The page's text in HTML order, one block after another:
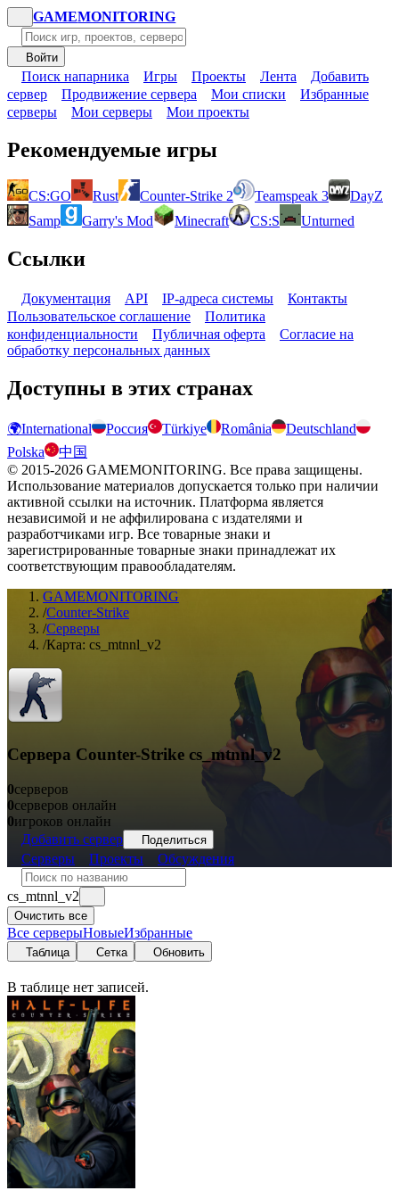
GAMEMONITORING
Войти
Поиск напарника Игры Проекты Лента
Добавить
сервер
Продвижение сервера Мои списки
Избранные
серверы
Мои серверы Мои проекты
Рекомендуемые игры
CS:GO Rust Counter-Strike 2 Teamspeak 3
DayZ
Samp
Garry's Mod Minecraft CS:S Unturned
Ссылки
Документация API IP-адреса системы
Контакты
Пользовательское соглашение
Политика
конфиденциальности
Публичная оферта
Согласие на
обработку персональных данных
Доступны в этих странах
🌍International Россия Türkiye România
Deutschland
Polska
中国
© 2015-2026 GAMEMONITORING. Все права защищены.
Использование материалов допускается только при наличии
активной ссылки на источник. Платформа является
независимой и не аффилирована с издателями и
разработчиками игр. Все товарные знаки и
зарегистрированные товарные знаки принадлежат их
соответствующим правообладателям.
GAMEMONITORING
/Counter-Strike
/Серверы
/Карта: cs_mtnnl_v2
Сервера Counter-Strike cs_mtnnl_v2
0серверов
0серверов онлайн
0игроков онлайн
Добавить сервер
Поделиться
Серверы Проекты Обсуждения
cs_mtnnl_v2
Очистить все
Все серверыНовыеИзбранные
Таблица Сетка Обновить
В таблице нет записей.